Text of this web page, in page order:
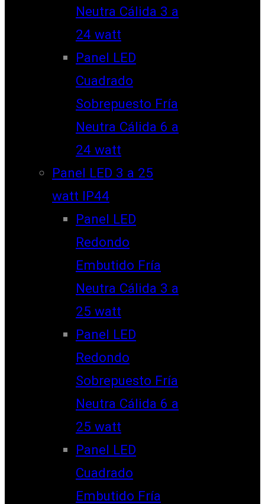
Neutra Cálida 3 a
24 watt
Panel LED
Cuadrado
Sobrepuesto Fría
Neutra Cálida 6 a
24 watt
Panel LED 3 a 25
watt IP44
Panel LED
Redondo
Embutido Fría
Neutra Cálida 3 a
25 watt
Panel LED
Redondo
Sobrepuesto Fría
Neutra Cálida 6 a
25 watt
Panel LED
Cuadrado
Embutido Fría